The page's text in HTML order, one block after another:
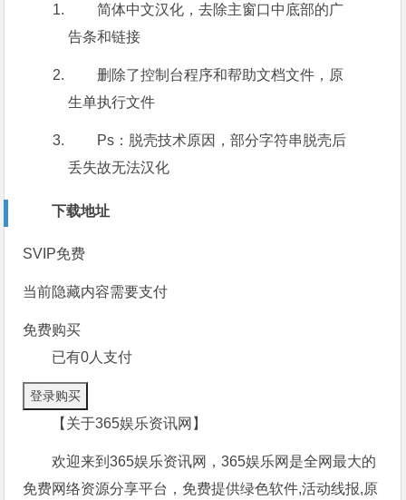
简体中文汉化，去除主窗口中底部的广
告条和链接
删除了控制台程序和帮助文档文件，原
生单执行文件
Ps：脱壳技术原因，部分字符串脱壳后
丢失故无法汉化
下载地址
SVIP免费
当前隐藏内容需要支付
免费购买
已有0 人支付
登录购买
【关于365娱乐资讯网】
欢迎来到365娱乐资讯网，365娱乐网是全网最大的
免费网络资源分享平台，免费提供绿色软件,活动线报,原